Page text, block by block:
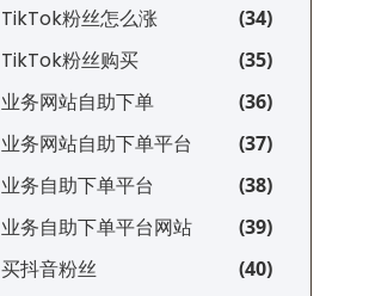
TikTok粉丝怎么涨
TikTok粉丝购买
业务网站自助下单
业务网站自助下单平台
业务自助下单平台
业务自助下单平台网站
买抖音粉丝